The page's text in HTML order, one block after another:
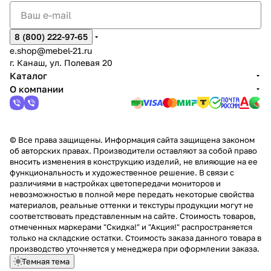
8 (800) 222-97-65
e.shop@mebel-21.ru
г. Канаш, ул. Полевая 20
Каталог
О компании
© Все права защищены. Информация сайта защищена законом
об авторских правах. Производители оставляют за собой право
вносить изменения в конструкцию изделий, не влияющие на ее
функциональность и художественное решение. В связи с
различиями в настройках цветопередачи мониторов и
невозможностью в полной мере передать некоторые свойства
материалов, реальные оттенки и текстуры продукции могут не
соответствовать представленным на сайте. Стоимость товаров,
отмеченных маркерами "Скидка!" и "Акция!" распространяется
только на складские остатки. Стоимость заказа данного товара в
производство уточняется у менеджера при оформлении заказа.
Темная тема